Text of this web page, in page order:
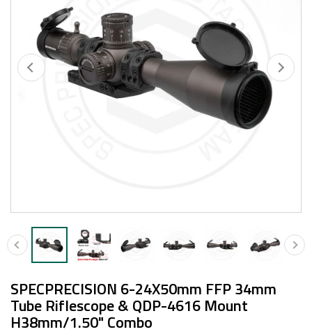
SPECPRECISION 6-24X50mm FFP 34mm
Tube Riflescope & QDP-4616 Mount
H38mm/1.50" Combo